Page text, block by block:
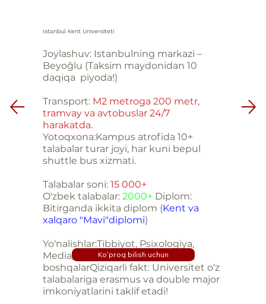
Istanbul Kent Universiteti
Joylashuv: Istanbulning markazi –
Beyoğlu (Taksim maydonidan 10
daqiqa piyoda!)
Transport: M2 metroga 200 metr,
tramvay va avtobuslar 24/7
harakatda.
Yotoqxona:Kampus atrofida 10+
talabalar turar joyi, har kuni bepul
shuttle bus xizmati.
Talabalar soni: 15 000+
O‘zbek talabalar: 2000+ Diplom:
Bitirganda ikkita diplom (Kent va
xalqaro "Mavi"diplomi)
Yo‘nalishlar:Tibbiyot, Psixologiya,
Media, Dasturlash va
boshqalarQiziqarli fakt: Universitet o‘z
talabalariga erasmus va double major
imkoniyatlarini taklif etadi!
Ko'proq bilish uchun